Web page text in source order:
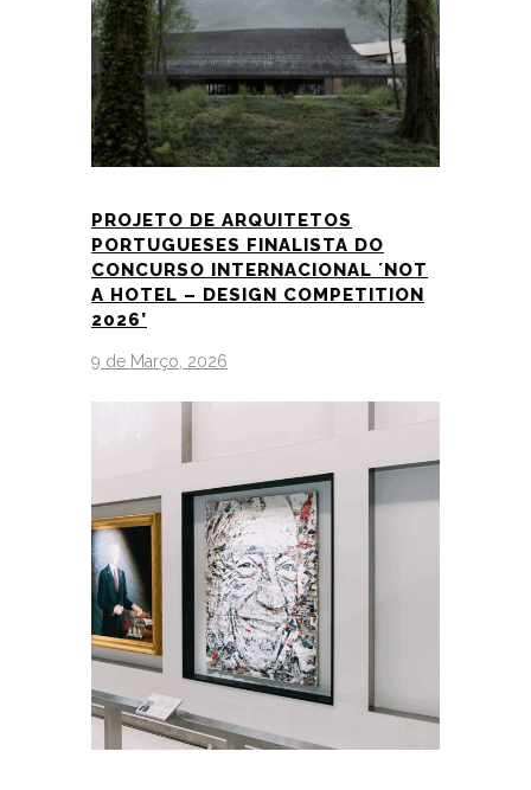
PROJETO DE ARQUITETOS
PORTUGUESES FINALISTA DO
CONCURSO INTERNACIONAL ´NOT
A HOTEL – DESIGN COMPETITION
2026’
9 de Março, 2026